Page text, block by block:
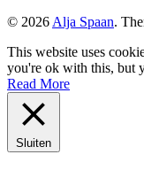
© 2026 Alja Spaan.
This website uses
you're ok with this, but
Read More
Sluiten